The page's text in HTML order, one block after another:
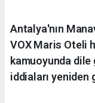
Antalya'nın
VOX Maris Oteli
kamuoyunda dile
iddiaları yeniden